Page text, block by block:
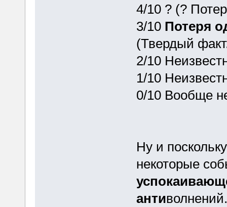
4/10 ? (?
3/10 Потеря
(Твердый
2/10
1/10
0/10 Вообще
Ну и
некоторые
анти